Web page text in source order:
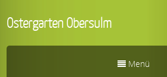
Ostergarten Obersulm
Menü